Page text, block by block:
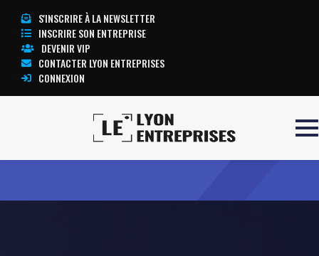
S'INSCRIRE À LA NEWSLETTER
INSCRIRE SON ENTREPRISE
DEVENIR VIP
CONTACTER LYON ENTREPRISES
CONNEXION